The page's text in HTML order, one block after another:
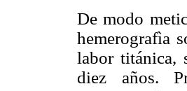
De modo
hemerografìa
labor titánica,
diez años.